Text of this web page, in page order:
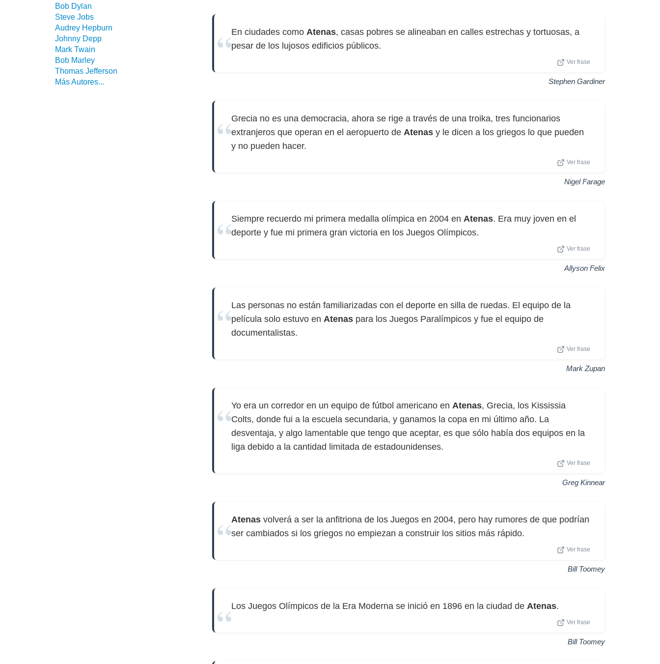
En ciudades como Atenas, casas pobres se alineaban en calles estrechas y tortuosas, a
pesar de los lujosos edificios públicos.
Ver frase
Stephen Gardiner
Grecia no es una democracia, ahora se rige a través de una troika, tres funcionarios
extranjeros que operan en el aeropuerto de Atenas y le dicen a los griegos lo que pueden
y no pueden hacer.
Ver frase
Nigel Farage
Siempre recuerdo mi primera medalla olímpica en 2004 en Atenas. Era muy joven en el
deporte y fue mi primera gran victoria en los Juegos Olímpicos.
Ver frase
Allyson Felix
Las personas no están familiarizadas con el deporte en silla de ruedas. El equipo de la
película solo estuvo en Atenas para los Juegos Paralímpicos y fue el equipo de
documentalistas.
Ver frase
Mark Zupan
Yo era un corredor en un equipo de fútbol americano en Atenas, Grecia, los Kississia
Colts, donde fui a la escuela secundaria, y ganamos la copa en mi último año. La
desventaja, y algo lamentable que tengo que aceptar, es que sólo había dos equipos en la
liga debido a la cantidad limitada de estadounidenses.
Ver frase
Greg Kinnear
Atenas volverá a ser la anfitriona de los Juegos en 2004, pero hay rumores de que podrían
ser cambiados si los griegos no empiezan a construir los sitios más rápido.
Ver frase
Bill Toomey
Los Juegos Olímpicos de la Era Moderna se inició en 1896 en la ciudad de Atenas.
Ver frase
Bill Toomey
Bob Dylan
Steve Jobs
Audrey Hepburn
Johnny Depp
Mark Twain
Bob Marley
Thomas Jefferson
Más Autores...